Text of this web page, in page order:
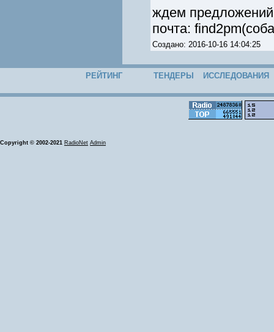
ждем
почта:
Создано: 2016-10-16 14:04:25
РЕЙТИНГ ТЕНДЕРЫ ИССЛЕДОВАНИЯ
Copyright © 2002-2021 RadioNet Admin